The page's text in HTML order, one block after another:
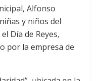
Alfonso
y niños del
Día de Reyes,
por la empresa de